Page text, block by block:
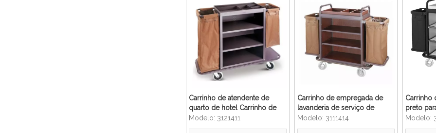
Carrinho de atendente de
quarto de hotel Carrinho de
serviço de quarto de limpeza
Modelo: 3121411
Carrinho de empregada de
lavanderia de serviço de
quarto de limpeza de metal
de hotel
Modelo: 3111414
Carrinho
preto
Modelo: